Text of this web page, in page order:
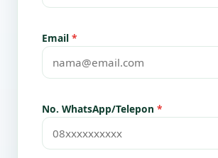
Email *
No. WhatsApp/Telepon *